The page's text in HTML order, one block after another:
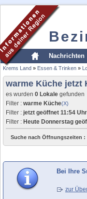
Nachrichten
Krems Land » Essen & Trinken »
warme Küche jetzt
es wurden 0 Lokale gefunden
Filter : warme Küche(X)
Filter : jetzt geöffnet 11:54 Uhr
Filter : Heute Donnerstag
Suche nach Öffnungszeiten :
Bei Ihre
zur